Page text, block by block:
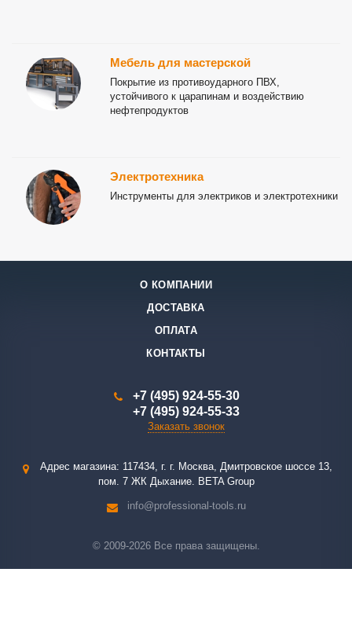
Мебель для мастерской
Покрытие из противоударного ПВХ,
устойчивого к царапинам и воздействию
нефтепродуктов
Электротехника
Инструменты для электриков и электротехники
О КОМПАНИИ
ДОСТАВКА
ОПЛАТА
КОНТАКТЫ
+7 (495) 924-55-30
+7 (495) 924-55-33
Заказать звонок
Адрес магазина: 117434, г. г. Москва, Дмитровское шоссе 13,
пом. 7 ЖК Дыхание. BETA Group
info@professional-tools.ru
© 2009-2026 Все права защищены.